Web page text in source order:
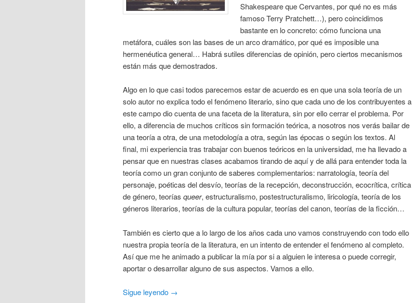
Shakespeare que Cervantes, por qué no es más
famoso Terry Pratchett…), pero coincidimos
bastante en lo concreto: cómo funciona una
metáfora, cuáles son las bases de un arco dramático, por qué es imposible una
hermenéutica general… Habrá sutiles diferencias de opinión, pero ciertos mecanismos
están más que demostrados.
Algo en lo que casi todos parecemos estar de acuerdo es en que una sola teoría de un
solo autor no explica todo el fenómeno literario, sino que cada uno de los contribuyentes a
este campo dio cuenta de una faceta de la literatura, sin por ello cerrar el problema. Por
ello, a diferencia de muchos críticos sin formación teórica, a nosotros nos verás bailar de
una teoría a otra, de una metodología a otra, según las épocas o según los textos. Al
final, mi experiencia tras trabajar con buenos teóricos en la universidad, me ha llevado a
pensar que en nuestras clases acabamos tirando de aquí y de allá para entender toda la
teoría como un gran conjunto de saberes complementarios: narratología, teoría del
personaje, poéticas del desvío, teorías de la recepción, deconstrucción, ecocrítica, crítica
de género, teorías queer, estructuralismo, postestructuralismo, liricología, teoría de los
géneros literarios, teorías de la cultura popular, teorías del canon, teorías de la ficción…
También es cierto que a lo largo de los años cada uno vamos construyendo con todo ello
nuestra propia teoría de la literatura, en un intento de entender el fenómeno al completo.
Así que me he animado a publicar la mía por si a alguien le interesa o puede corregir,
aportar o desarrollar alguno de sus aspectos. Vamos a ello.
Sigue leyendo →